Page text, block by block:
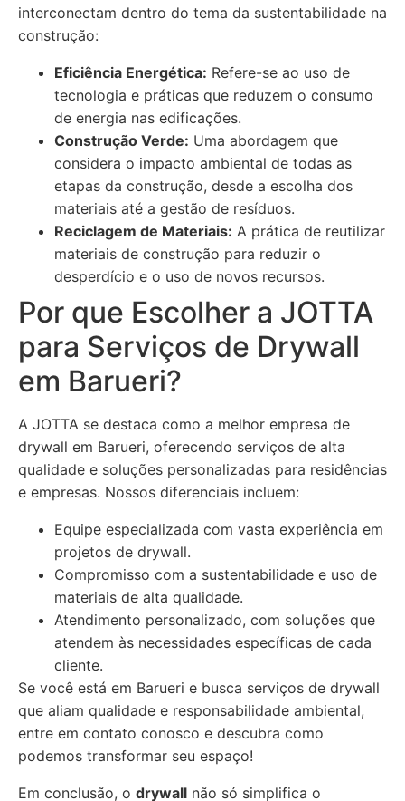
interconectam dentro do tema da sustentabilidade na
construção:
Eficiência Energética: Refere-se ao uso de
tecnologia e práticas que reduzem o consumo
de energia nas edificações.
Construção Verde: Uma abordagem que
considera o impacto ambiental de todas as
etapas da construção, desde a escolha dos
materiais até a gestão de resíduos.
Reciclagem de Materiais: A prática de reutilizar
materiais de construção para reduzir o
desperdício e o uso de novos recursos.
Por que Escolher a JOTTA
para Serviços de Drywall
em Barueri?
A JOTTA se destaca como a melhor empresa de
drywall em Barueri, oferecendo serviços de alta
qualidade e soluções personalizadas para residências
e empresas. Nossos diferenciais incluem:
Equipe especializada com vasta experiência em
projetos de drywall.
Compromisso com a sustentabilidade e uso de
materiais de alta qualidade.
Atendimento personalizado, com soluções que
atendem às necessidades específicas de cada
cliente.
Se você está em Barueri e busca serviços de drywall
que aliam qualidade e responsabilidade ambiental,
entre em contato conosco e descubra como
podemos transformar seu espaço!
Em conclusão, o drywall não só simplifica o